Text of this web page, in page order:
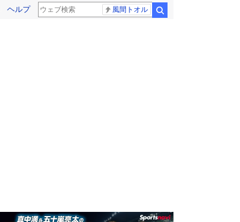
ヘルプ 風間トオル